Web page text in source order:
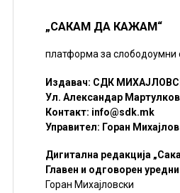
„САКАМ ДА КАЖАМ“
платформа за слободоумни
Издавач: СДК
Ул. Александар Мартулков
Контакт: info@sdk.mk
Управител: Горан
Дигитална редакција
Главен и одговорен
Горан Михајловски